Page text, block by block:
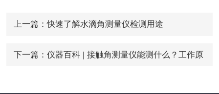
上一篇：快速了解水滴角测量仪检测用途
下一篇： 仪器百科 | 接触角测量仪能测什么？工作原